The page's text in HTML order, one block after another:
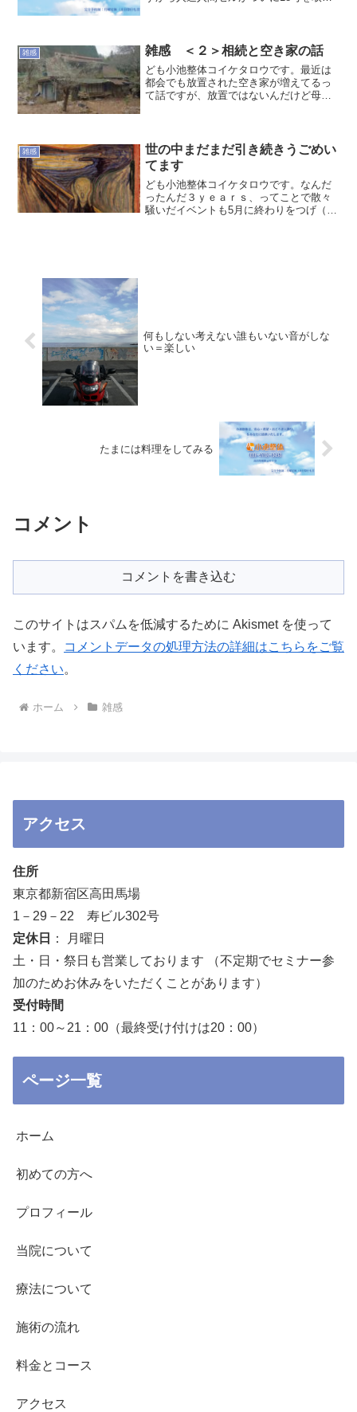
にも書いたしいいかな...
雑感 雑感 ＜２＞相続と空き家の話
ども小池整体コイケタロウです。最近は
都会でも放置された空き家が増えてるっ
て話ですが、放置ではないんだけど母方
たが、30年前ばあちゃん...
雑感
世の中まだまだ引き続きうごめい
てます
ども小池整体コイケタロウです。なんだ
ったんだ３ｙｅａｒｓ、ってことで散々
騒いだイベントも5月に終わりをつげ（ま
何もしない考えない誰もいない音がしな
い＝楽しい
たまには料理をしてみる
コメント
コメントを書き込む
このサイトはスパムを低減するために Akismet を使って
います。
コメントデータの処理方法の詳細はこちらをご覧
ください。
ホーム 雑感
アクセス
住所
東京都新宿区高田馬場
1－29－22 寿ビル302号
定休日
： 月曜日
土・日・祭日も営業しております （不定期でセミナー参
加のためお休みをいただくことがあります）
受付時間
11：00～21：00（最終受け付けは20：00）
ページ一覧
ホーム
初めての方へ
プロフィール
当院について
療法について
施術の流れ
料金とコース
アクセス